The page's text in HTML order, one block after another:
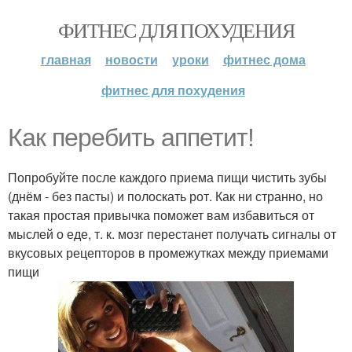
ФИТНЕС ДЛЯ ПОХУДЕНИЯ
главная новости уроки
фитнес дома
фитнес для похудения
Как перебить аппетит!
Попробуйте после каждого приема пищи чистить зубы
(днём - без пасты) и полоскать рот. Как ни странно, но
такая простая привычка поможет вам избавиться от
мыслей о еде, т. к. мозг перестанет получать сигналы от
вкусовых рецепторов в промежутках между приемами
пищи